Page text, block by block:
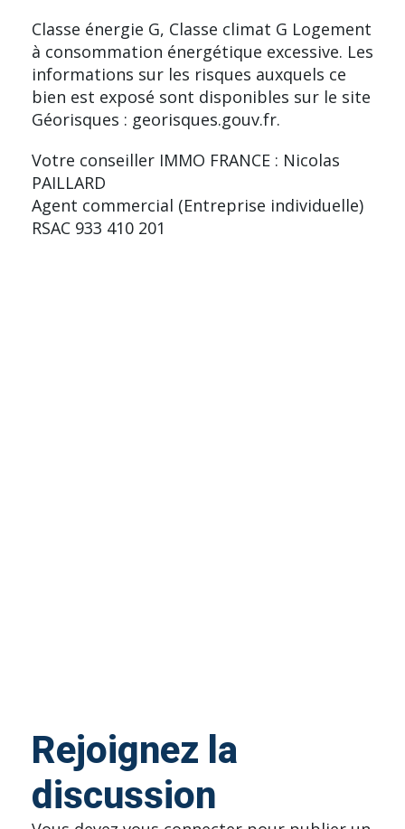
Classe énergie G, Classe climat G Logement
à consommation énergétique excessive. Les
informations sur les risques auxquels ce
bien est exposé sont disponibles sur le site
Géorisques : georisques.gouv.fr.
Votre conseiller IMMO FRANCE : Nicolas
PAILLARD
Agent commercial (Entreprise individuelle)
RSAC 933 410 201
Rejoignez la
discussion